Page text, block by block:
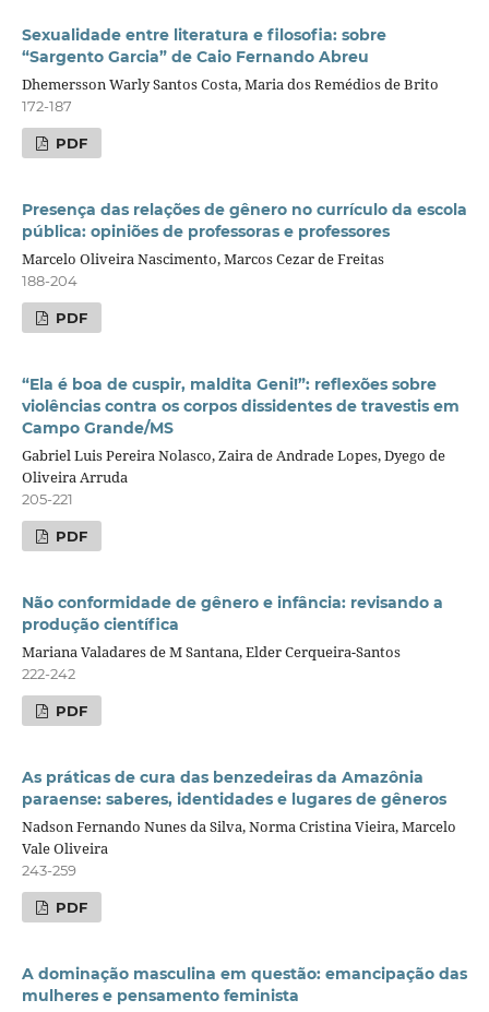
Sexualidade entre literatura e filosofia: sobre
“Sargento Garcia” de Caio Fernando Abreu
Dhemersson Warly Santos Costa, Maria dos Remédios de Brito
172-187
PDF
Presença das relações de gênero no currículo da escola
pública: opiniões de professoras e professores
Marcelo Oliveira Nascimento, Marcos Cezar de Freitas
188-204
PDF
“Ela é boa de cuspir, maldita Geni!”: reflexões sobre
violências contra os corpos dissidentes de travestis em
Campo Grande/MS
Gabriel Luis Pereira Nolasco, Zaira de Andrade Lopes, Dyego de
Oliveira Arruda
205-221
PDF
Não conformidade de gênero e infância: revisando a
produção científica
Mariana Valadares de M Santana, Elder Cerqueira-Santos
222-242
PDF
As práticas de cura das benzedeiras da Amazônia
paraense: saberes, identidades e lugares de gêneros
Nadson Fernando Nunes da Silva, Norma Cristina Vieira, Marcelo
Vale Oliveira
243-259
PDF
A dominação masculina em questão: emancipação das
mulheres e pensamento feminista